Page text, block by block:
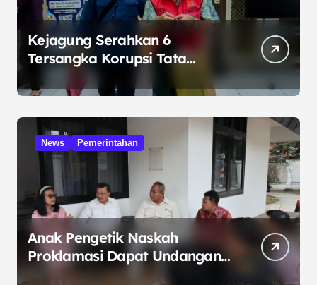
Kejagung Serahkan 6
Tersangka Korupsi Tata
Kelola Minyak ke Penuntut
Umum
News Pemerintahan
Anak Pengetik Naskah
Proklamasi Dapat Undangan
HUT RI dari Presiden